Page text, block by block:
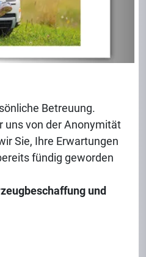
Betreuung.
uns von der Anonymität
Sie, Ihre Erwartungen
fündig geworden
und